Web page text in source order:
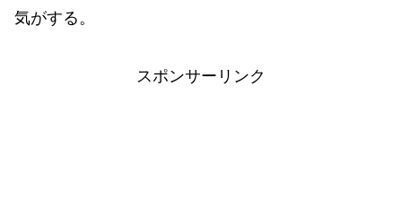
気がする。
スポンサーリンク